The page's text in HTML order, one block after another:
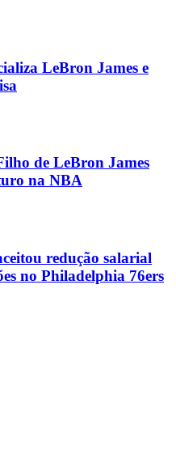
LeBron James e
de LeBron James
na NBA
redução salarial
no Philadelphia 76ers